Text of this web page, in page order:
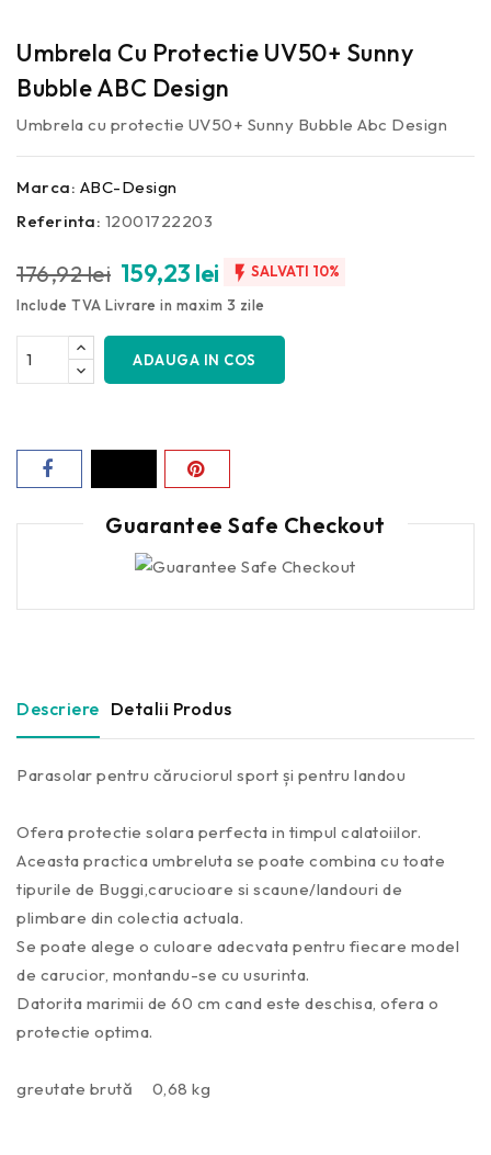
Umbrela Cu Protectie UV50+ Sunny
Bubble ABC Design
Umbrela cu protectie UV50+ Sunny Bubble Abc Design
Marca: ABC-Design
Referinta: 12001722203
176,92 lei 159,23 lei  SALVATI 10%
Include TVA Livrare in maxim 3 zile
ADAUGA IN COS
Guarantee Safe Checkout
Descriere Detalii Produs
Parasolar pentru căruciorul sport și pentru landou
Ofera protectie solara perfecta in timpul calatoiilor.
Aceasta practica umbreluta se poate combina cu toate
tipurile de Buggi,carucioare si scaune/landouri de
plimbare din colectia actuala.
Se poate alege o culoare adecvata pentru fiecare model
de carucior, montandu-se cu usurinta.
Datorita marimii de 60 cm cand este deschisa, ofera o
protectie optima.
greutate brută 0,68 kg